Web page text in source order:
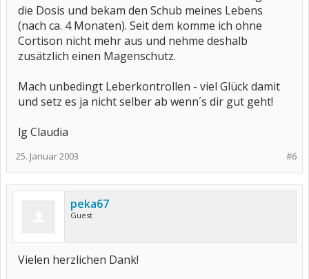
die Dosis und bekam den Schub meines Lebens
(nach ca. 4 Monaten). Seit dem komme ich ohne
Cortison nicht mehr aus und nehme deshalb
zusätzlich einen Magenschutz.
Mach unbedingt Leberkontrollen - viel Glück damit
und setz es ja nicht selber ab wenn´s dir gut geht!
lg Claudia
#6
25. Januar 2003
peka67
Guest
Vielen herzlichen Dank!